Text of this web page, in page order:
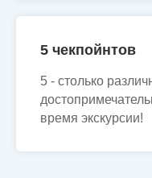
5 чекпойнтов
5 - столько
время экскурсии!